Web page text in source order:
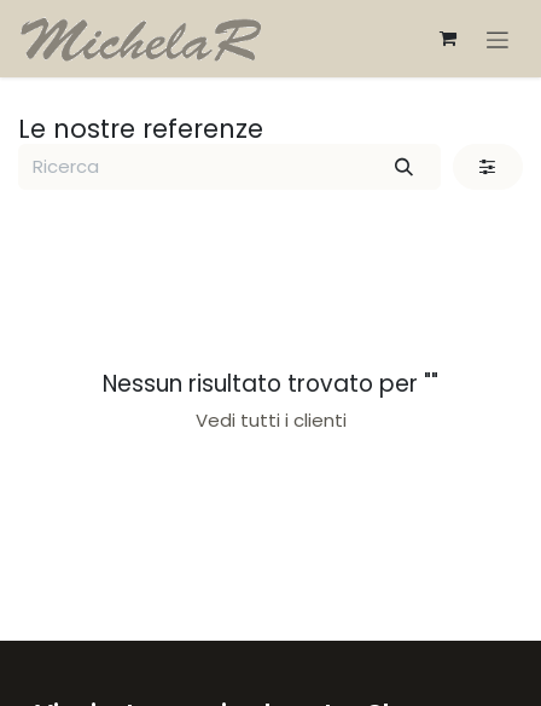
Passa al contenuto
Le nostre referenze
Nessun risultato trovato per ""
Vedi tutti i clienti